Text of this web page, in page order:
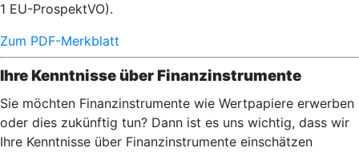
1 EU-ProspektVO).
Zum PDF-Merkblatt
Ihre Kenntnisse über Finanzinstrumente
Sie möchten Finanzinstrumente wie Wertpapiere erwerben
oder dies zukünftig tun? Dann ist es uns wichtig, dass wir
Ihre Kenntnisse über Finanzinstrumente einschätzen